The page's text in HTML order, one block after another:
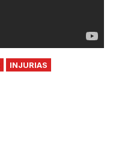
INJURIAS